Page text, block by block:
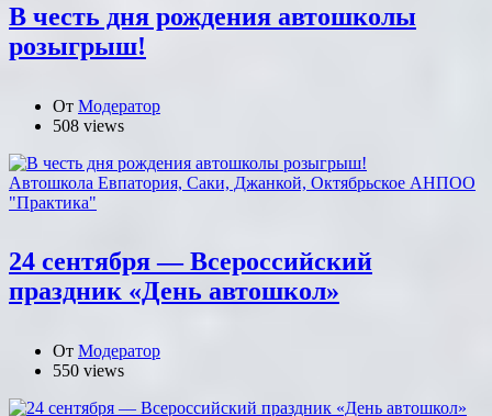
В честь дня рождения автошколы
розыгрыш!
От Модератор
508 views
Автошкола Евпатория, Саки, Джанкой, Октябрьское АНПОО
"Практика"
24 сентября — Всероссийский
праздник «День автошкол»
От Модератор
550 views